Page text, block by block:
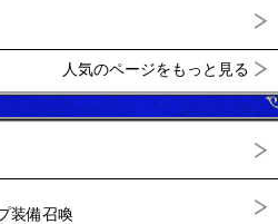
人気のページをもっと見る
装備召喚